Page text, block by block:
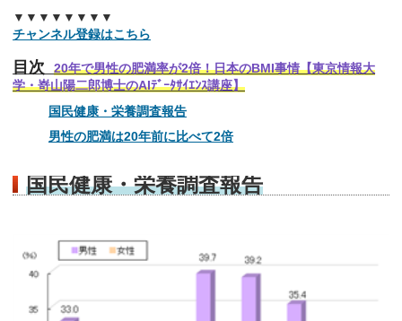
▼▼▼▼▼▼▼▼
チャンネル登録はこちら
目次
20年で男性の肥満率が2倍！日本のBMI事情【東京情報大
学・嵜山陽二郎博士のAIﾃﾞｰﾀｻｲｴﾝｽ講座】
国民健康・栄養調査報告
男性の肥満は20年前に比べて2倍
国民健康・栄養調査報告